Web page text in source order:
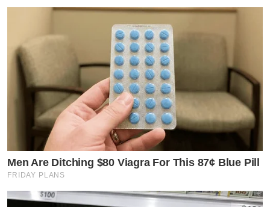
Men Are Ditching $80 Viagra For This 87¢ Blue Pill
FRIDAY PLANS